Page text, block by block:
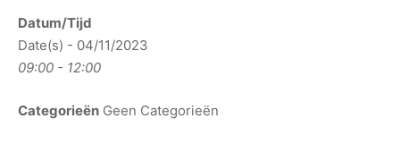
Datum/Tijd
Date(s) - 04/11/2023
09:00 - 12:00
Categorieën Geen Categorieën